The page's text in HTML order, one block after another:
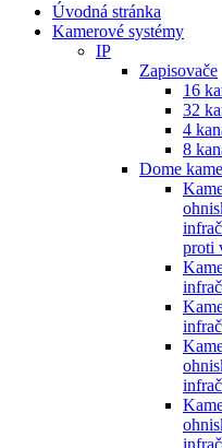
Úvodná stránka
Kamerové systémy
IP
Zapisovače
16
32
4
8
Dome
proti